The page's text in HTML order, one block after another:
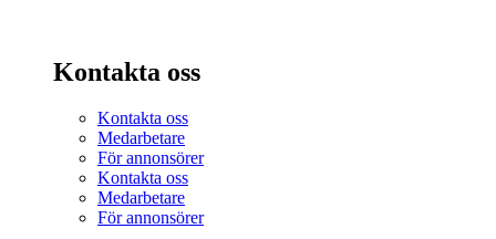
Kontakta oss
Kontakta oss
Medarbetare
För annonsörer
Kontakta oss
Medarbetare
För annonsörer